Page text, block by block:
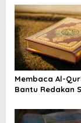
o
n
Membaca Al-
Bantu Redakan